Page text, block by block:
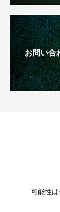
お問い合
可能性